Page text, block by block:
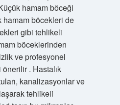
hamam böceği
böcekleri de
gibi tehlikeli
böceklerinden
ve profesyonel
. Hastalık
kanalizasyonlar ve
tehlikeli